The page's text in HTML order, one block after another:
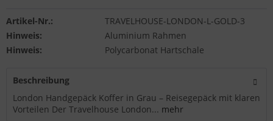
Artikel-Nr.:
TRAVELHOUSE-LONDON-L-GOLD-3
Hinweis:
Aluminium Rahmen
Hinweis:
Polycarbonat Hartschale
Beschreibung
London Handgepäck Koffer in Grau – Reisegepäck mit klaren
Vorteilen Der Travelhouse London... mehr